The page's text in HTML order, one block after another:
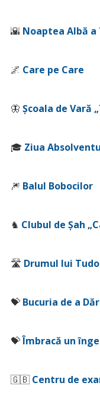
🌇 Noaptea Albă
🌌 Care pe Care
🦋 Școala de Vară
🎓 Ziua
🎆 Balul Bobocilor
♞ Clubul de Șah
🛣️ Drumul lui
💝 Bucuria de a
💝Îmbracă un
🇬🇧 Centru de